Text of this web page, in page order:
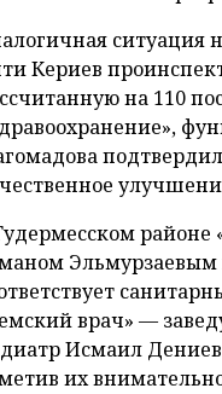
ситуация
Кериев
на 110
районе
Эльмурзаевым
врач» —
Исмаил
их